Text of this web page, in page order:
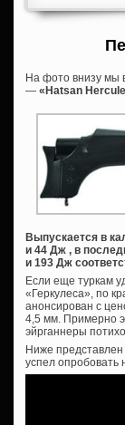
На фото внизу мы
— «Hatsan
Выпускается в
и 44 Дж , в
и 193 Дж
Если еще туркам
«Геркулеса», по
анонсирован с
4,5 мм. Примерно
эйрганнеры
Ниже
успел опробовать